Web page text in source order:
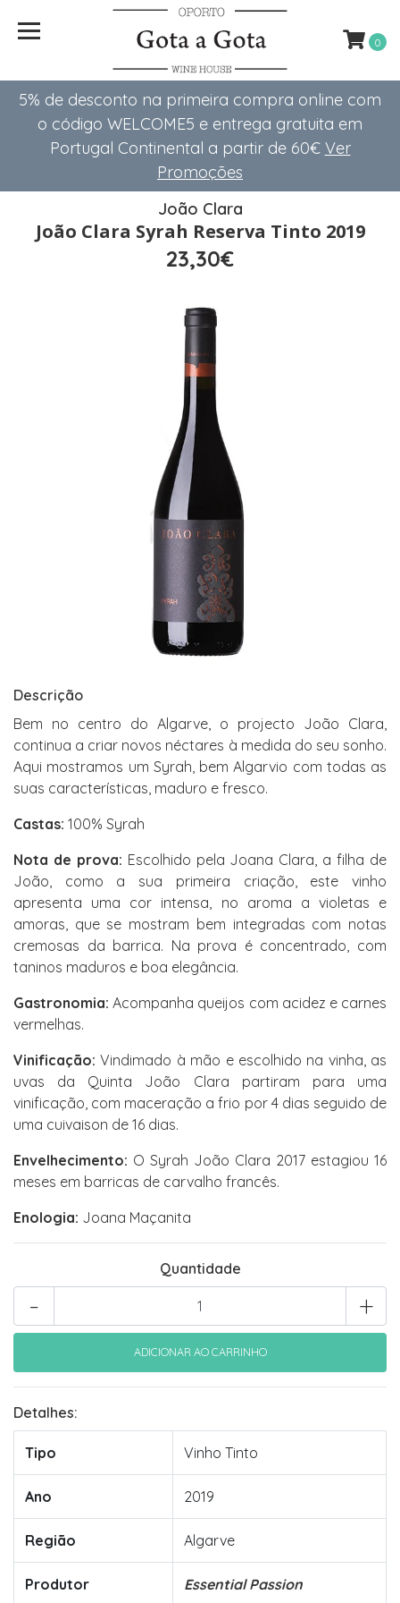
5% de desconto na primeira compra online com
o código WELCOME5 e entrega gratuita em
Portugal Continental a partir de 60€ Ver
Promoções
0
João Clara
João Clara Syrah Reserva Tinto 2019
23,30€
Descrição
Bem no centro do Algarve, o projecto João Clara,
continua a criar novos néctares à medida do seu sonho.
Aqui mostramos um Syrah, bem Algarvio com todas as
suas características, maduro e fresco.
Castas: 100% Syrah
Nota de prova: Escolhido pela Joana Clara, a filha de
João, como a sua primeira criação, este vinho
apresenta uma cor intensa, no aroma a violetas e
amoras, que se mostram bem integradas com notas
cremosas da barrica. Na prova é concentrado, com
taninos maduros e boa elegância.
Gastronomia: Acompanha queijos com acidez e carnes
vermelhas.
Vinificação: Vindimado à mão e escolhido na vinha, as
uvas da Quinta João Clara partiram para uma
vinificação, com maceração a frio por 4 dias seguido de
uma cuivaison de 16 dias.
Envelhecimento: O Syrah João Clara 2017 estagiou 16
meses em barricas de carvalho francês.
Enologia: Joana Maçanita
Quantidade
+
-
Detalhes:
Tipo Vinho Tinto
Ano 2019
Região Algarve
Produtor Essential Passion